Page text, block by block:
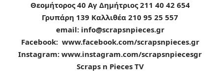
Θεομήτορος 40 Αγ Δημήτριος 211 40 42 654
Γρυπάρη 139 Καλλιθέα 210 95 25 557
email: info@scrapsnpieces.gr
Facebook: www.facebook.com/scrapsnpieces.gr
Instagram: www.instagram.com/scrapsnpiecesgr
Scraps n Pieces TV